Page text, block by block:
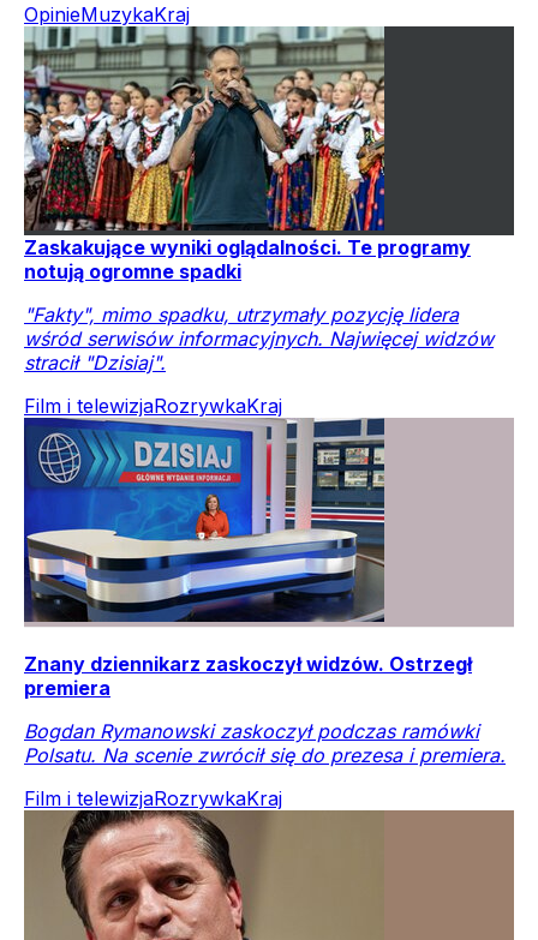
OpinieMuzykaKraj
Zaskakujące wyniki oglądalności. Te programy
notują ogromne spadki
"Fakty", mimo spadku, utrzymały pozycję lidera
wśród serwisów informacyjnych. Najwięcej widzów
stracił "Dzisiaj".
Film i telewizjaRozrywkaKraj
Znany dziennikarz zaskoczył widzów. Ostrzegł
premiera
Bogdan Rymanowski zaskoczył podczas ramówki
Polsatu. Na scenie zwrócił się do prezesa i premiera.
Film i telewizjaRozrywkaKraj